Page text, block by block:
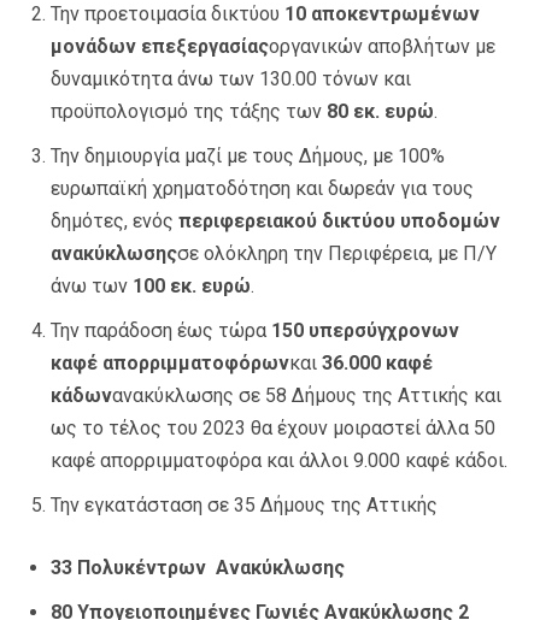
Την προετοιμασία δικτύου 10 αποκεντρωμένων
μονάδων επεξεργασίαςοργανικών αποβλήτων με
δυναμικότητα άνω των 130.00 τόνων και
προϋπολογισμό της τάξης των 80 εκ. ευρώ.
Την δημιουργία μαζί με τους Δήμους, με 100%
ευρωπαϊκή χρηματοδότηση και δωρεάν για τους
δημότες, ενός περιφερειακού δικτύου υποδομών
ανακύκλωσηςσε ολόκληρη την Περιφέρεια, με Π/Υ
άνω των 100 εκ. ευρώ.
Την παράδοση έως τώρα 150 υπερσύγχρονων
καφέ απορριμματοφόρωνκαι 36.000 καφέ
κάδωνανακύκλωσης σε 58 Δήμους της Αττικής και
ως το τέλος του 2023 θα έχουν μοιραστεί άλλα 50
καφέ απορριμματοφόρα και άλλοι 9.000 καφέ κάδοι.
Την εγκατάσταση σε 35 Δήμους της Αττικής
33 Πολυκέντρων Ανακύκλωσης
80 Υπογειοποιημένες Γωνιές Ανακύκλωσης 2